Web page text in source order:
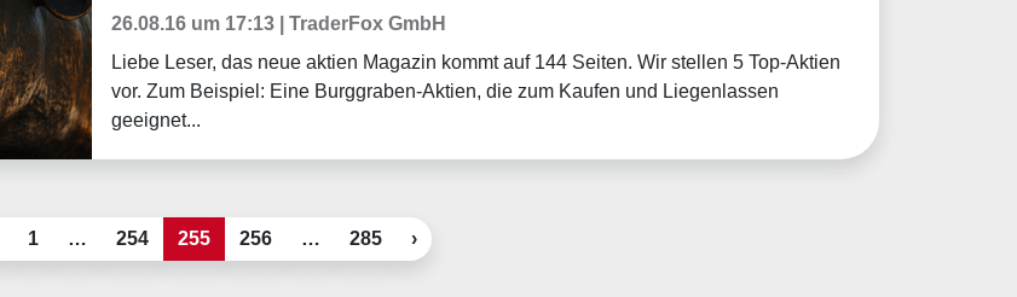
26.08.16 um 17:13 | TraderFox GmbH
Liebe Leser, das neue aktien Magazin kommt auf 144 Seiten. Wir stellen 5 Top-Aktien
vor. Zum Beispiel: Eine Burggraben-Aktien, die zum Kaufen und Liegenlassen
geeignet...
1 … 254 255 256 … 285 ›